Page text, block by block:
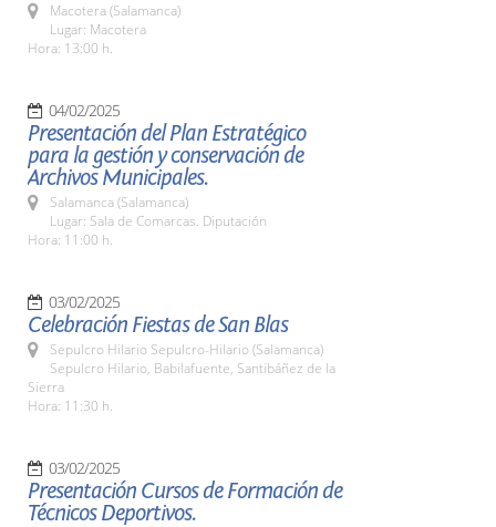
Macotera (Salamanca)
Lugar: Macotera
Hora: 13:00 h.
04/02/2025
Presentación del Plan Estratégico
para la gestión y conservación de
Archivos Municipales.
Salamanca (Salamanca)
Lugar: Sala de Comarcas. Diputación
Hora: 11:00 h.
03/02/2025
Celebración Fiestas de San Blas
Sepulcro Hilario Sepulcro-Hilario (Salamanca)
Sepulcro Hilario, Babilafuente, Santibáñez de la
Sierra
Hora: 11:30 h.
03/02/2025
Presentación Cursos de Formación de
Técnicos Deportivos.